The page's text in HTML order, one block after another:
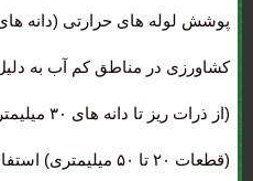
کشاورزی در مناطق کم آب به
(از ذرات
(قطعات ۲۰ تا ۵۰